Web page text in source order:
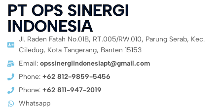
PT OPS SINERGI
INDONESIA
Jl. Raden Fatah No.01B, RT.005/RW.010, Parung Serab, Kec.
Ciledug, Kota Tangerang, Banten 15153
Email: opssinergiindonesiapt@gmail.com
Phone: +62 812-9859-5456
Phone: +62 811-947-2019
Whatsapp